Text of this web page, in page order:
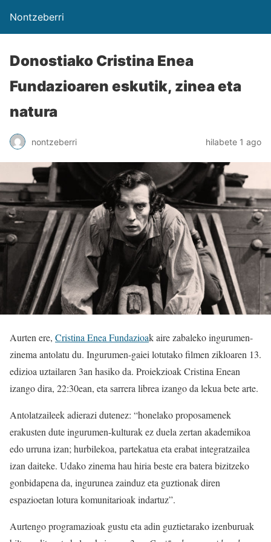
Nontzeberri
Donostiako Cristina Enea
Fundazioaren eskutik, zinea eta
natura
nontzeberri hilabete 1 ago
Aurten ere, Cristina Enea Fundazioak aire zabaleko ingurumen-
zinema antolatu du. Ingurumen-gaiei lotutako filmen zikloaren 13.
edizioa uztailaren 3an hasiko da. Proiekzioak Cristina Enean
izango dira, 22:30ean, eta sarrera librea izango da lekua bete arte.
Antolatzaileek adierazi dutenez: “honelako proposamenek
erakusten dute ingurumen-kulturak ez duela zertan akademikoa
edo urruna izan; hurbilekoa, partekatua eta erabat integratzailea
izan daiteke. Udako zinema hau hiria beste era batera bizitzeko
gonbidapena da, ingurunea zainduz eta guztionak diren
espazioetan lotura komunitarioak indartuz”.
Aurtengo programazioak gustu eta adin guztietarako izenburuak